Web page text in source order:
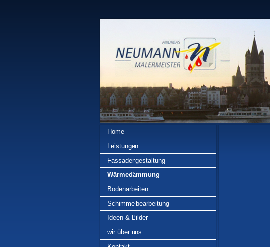
Home
Leistungen
Fassadengestaltung
Wärmedämmung
Bodenarbeiten
Schimmelbearbeitung
Ideen & Bilder
wir über uns